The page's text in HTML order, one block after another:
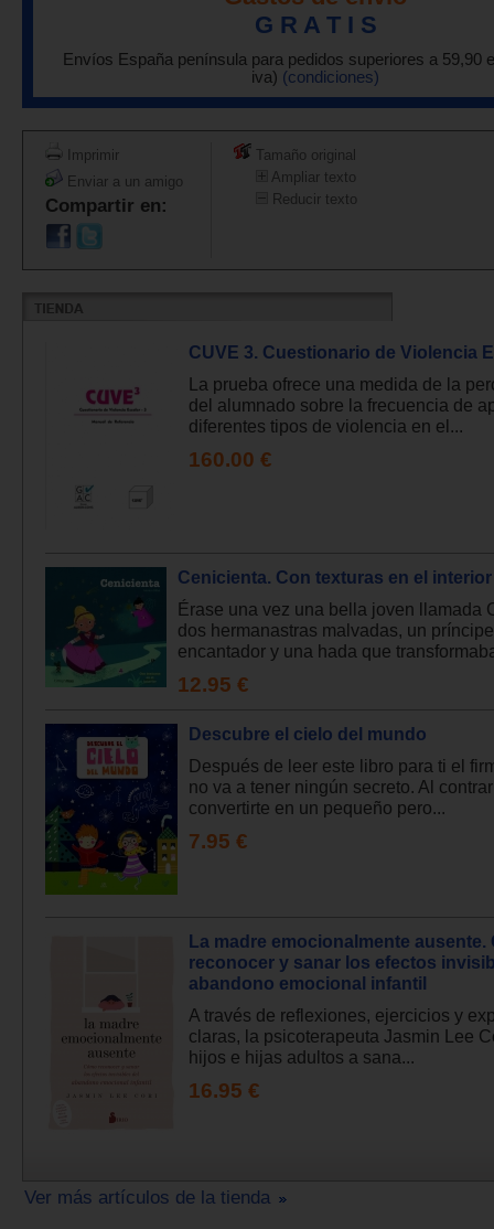
G R A T I S
Envíos España península para pedidos superiores a 59,90
iva) (condiciones)
Imprimir
Enviar a un amigo
Compartir en:
Tamaño original
Ampliar texto
Reducir texto
CUVE 3. Cuestionario de Violencia
La prueba ofrece una medida de la
del alumnado sobre la frecuencia de
diferentes tipos de violencia en el...
160.00 €
Cenicienta. Con texturas en el interior
Érase una vez una bella joven llamada
dos hermanastras malvadas, un príncipe
encantador y una hada que
12.95 €
Descubre el cielo del mundo
Después de leer este libro para ti el
no va a tener ningún secreto. Al
convertirte en un pequeño pero...
7.95 €
La madre emocionalmente ausente.
reconocer y sanar los efectos
abandono emocional infantil
A través de reflexiones, ejercicios y
claras, la psicoterapeuta Jasmin Lee
hijos e hijas adultos a sana...
16.95 €
Ver más artículos de la tienda